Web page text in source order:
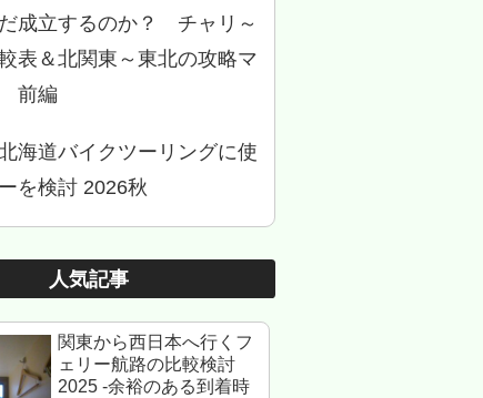
成立するのか？ チャリ～
表＆北関東～東北の攻略マ
前編
海道バイクツーリングに使
を検討 2026秋
人気記事
関東から西日本へ行くフ
ェリー航路の比較検討
2025 -余裕のある到着時